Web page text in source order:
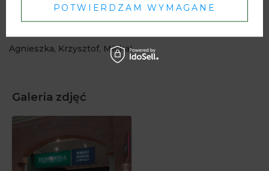
Domu Wina na Starowiślnej 66.
Agnieszka, Krzysztof, Michał
Galeria zdjęć
POTWIERDZAM WYMAGANE